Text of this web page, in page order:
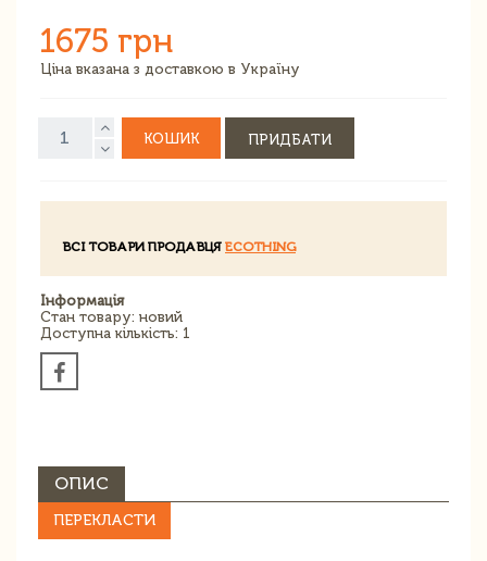
1675 грн
Ціна вказана з доставкою в Україну
КОШИК ПРИДБАТИ
ВСІ ТОВАРИ ПРОДАВЦЯ ECOTHING
Інформація
Стан товару: новий
Доступна кількість: 1
ОПИС
ПЕРЕКЛАСТИ